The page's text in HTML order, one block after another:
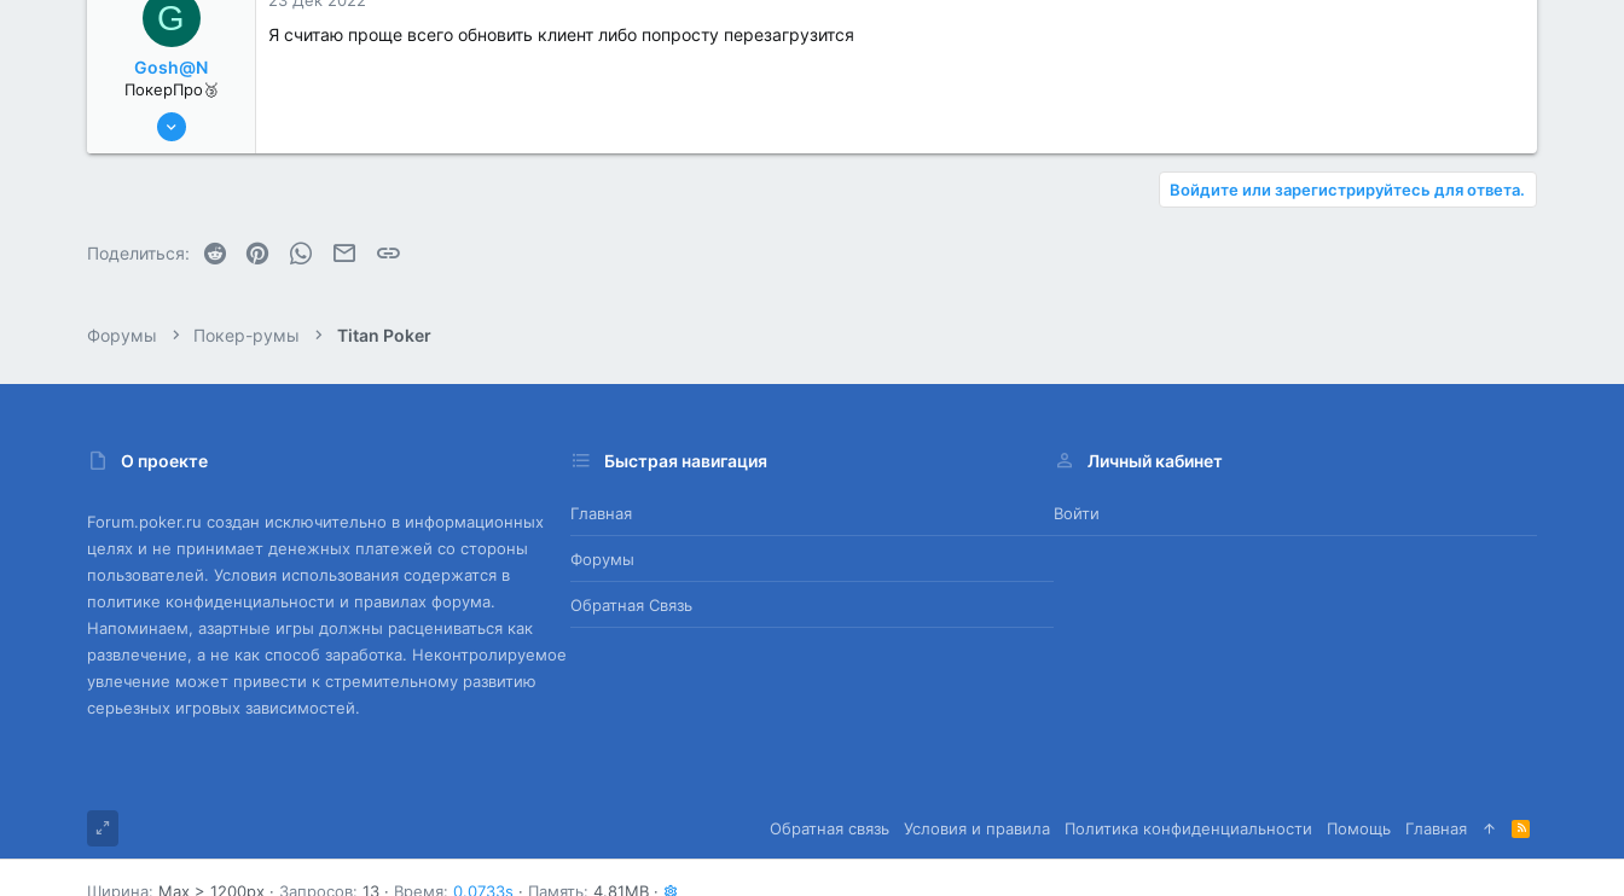
G
Gosh@N
ПокерПро🥉
17 Авг 2022
Я считаю проще всего обновить клиент либо попросту перезагрузится
Войдите или зарегистрируйтесь для ответа.
Поделиться: Reddit PinterestWhatsAppЭлектронная почта
Форумы Покер-румы Titan Poker
О проекте
Forum.poker.ru создан исключительно в информационных
целях и не принимает денежных платежей со стороны
пользователей. Условия использования содержатся в
политике конфиденциальности и правилах форума.
Напоминаем, азартные игры должны расцениваться как
развлечение, а не как способ заработка. Неконтролируемое
увлечение может привести к стремительному развитию
серьезных игровых зависимостей.
Быстрая навигация
Главная
Форумы
Обратная Связь
Личный кабинет
Войти
Обратная связь Условия и правила Политика конфиденциальности Помощь Главная
R
S
S
Ширина Запросов 13 Время 0.0733s Память 4.81MB